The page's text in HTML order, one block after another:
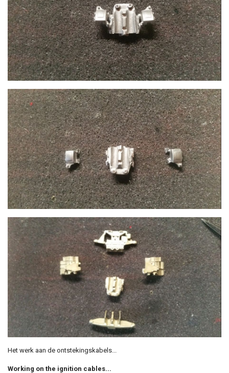
Het werk aan de ontstekingskabels...
Working on the ignition cables...